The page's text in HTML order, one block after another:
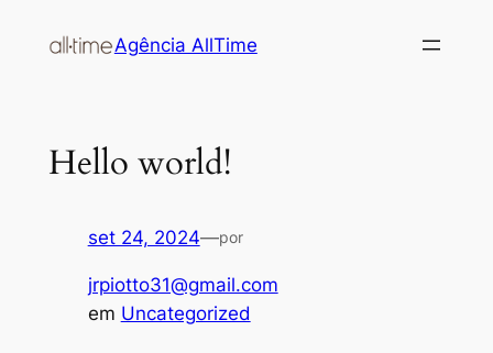
Agência AllTime
Hello world!
set 24, 2024—por
jrpiotto31@gmail.com
em Uncategorized